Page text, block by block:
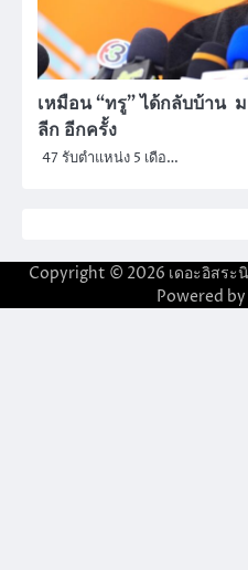
เหมือน “ทรู” ได้กลับบ้าน
ลีก อีกครั้ง
47 รับตำแหน่ง 5 เดือ…
Copyright © 2026 เดอะอิสระ
Powered by